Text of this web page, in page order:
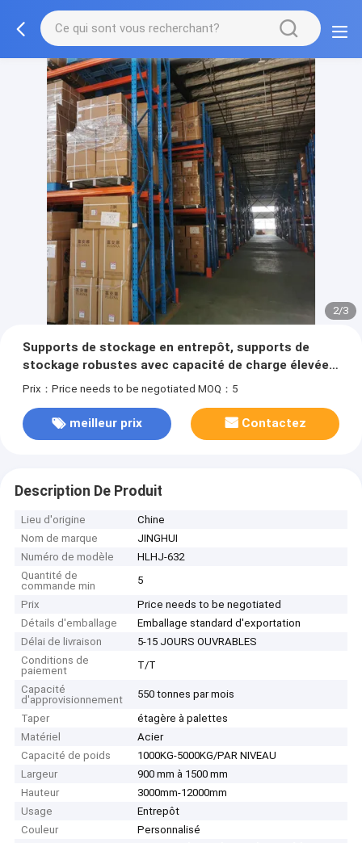
2/3
Supports de stockage en entrepôt, supports de
stockage robustes avec capacité de charge élevée,
vente directe d'usine
Prix：Price needs to be negotiated MOQ：5
meilleur prix Contactez
Description De Produit
Lieu d'origine
Chine
Nom de marque
JINGHUI
Numéro de modèle
HLHJ-632
Quantité de
commande min
5
Prix
Price needs to be negotiated
Détails d'emballage
Emballage standard d'exportation
Délai de livraison
5-15 JOURS OUVRABLES
Conditions de
paiement
T/T
Capacité
d'approvisionnement
550 tonnes par mois
Taper
étagère à palettes
Matériel
Acier
Capacité de poids
1000KG-5000KG/PAR NIVEAU
Largeur
900 mm à 1500 mm
Hauteur
3000mm-12000mm
Usage
Entrepôt
Couleur
Personnalisé